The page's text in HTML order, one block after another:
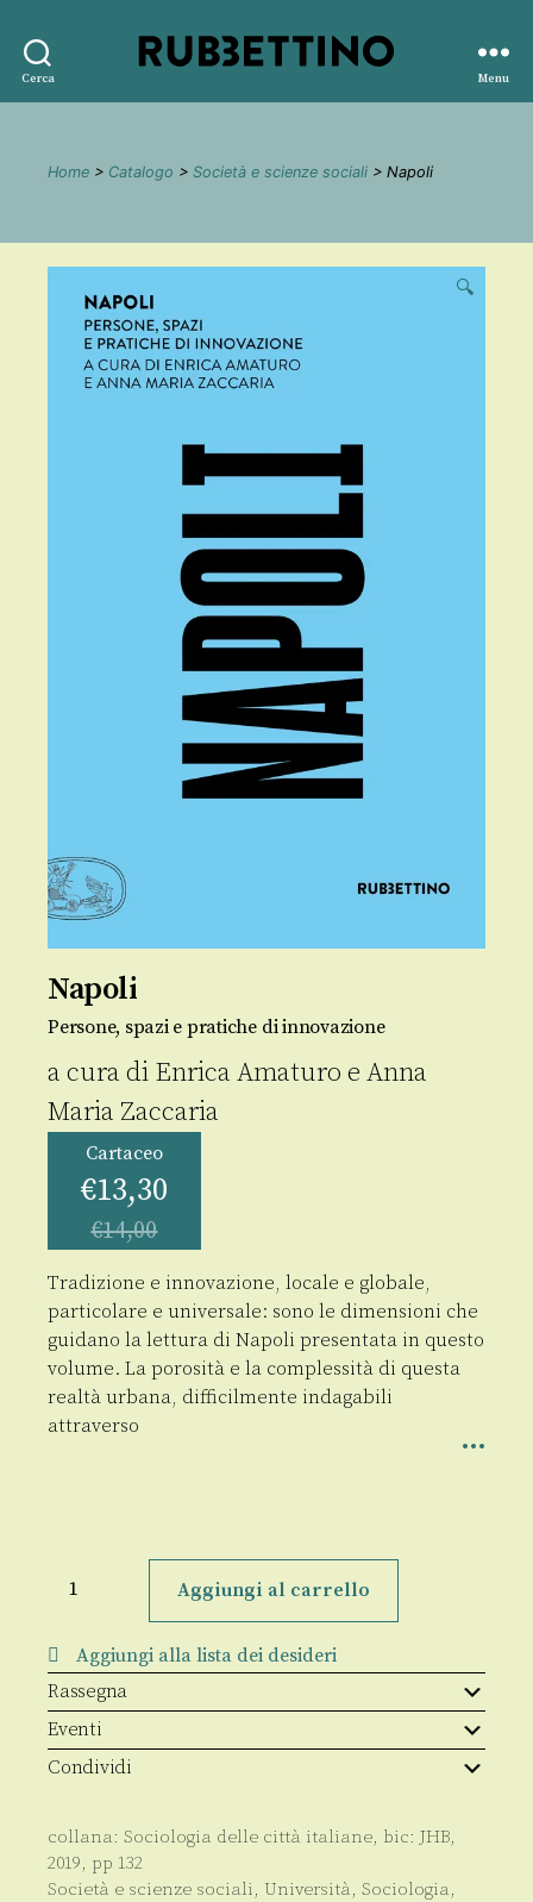
Cerca
editore
Menu
Home > Catalogo > Società e scienze sociali > Napoli
🔍
Napoli
Persone, spazi e pratiche di innovazione
a cura di Enrica Amaturo e Anna
Maria Zaccaria
Cartaceo
€13,30
€14,00
Tradizione e innovazione, locale e globale,
particolare e universale: sono le dimensioni che
guidano la lettura di Napoli presentata in questo
volume. La porosità e la complessità di questa
realtà urbana, difficilmente indagabili
attraverso
quantità
Aggiungi al carrello
Aggiungi alla lista dei desideri
Rassegna
Eventi
Condividi
collana: Sociologia delle città italiane, bic: JHB,
2019, pp 132
Società e scienze sociali, Università, Sociologia,